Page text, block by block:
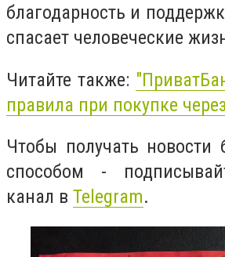
благодарность и
спасает человеческие
Читайте также:
правила при покупке
Чтобы получать новости
способом -
канал в Telegram.